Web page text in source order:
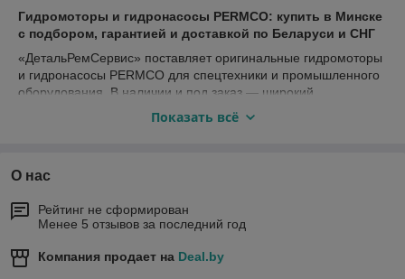
Гидромоторы и гидронасосы PERMCO: купить в Минске
с подбором, гарантией и доставкой по Беларуси и СНГ
«ДетальРемСервис» поставляет оригинальные гидромоторы
и гидронасосы PERMCO для спецтехники и промышленного
оборудования. В наличии и под заказ — широкий
ассортимент серий, рабочих объёмов и исполнений.
Поможем подобрать модель по каталожному номеру,
Компания
гидромоторы и гидронасосы PERMCO
доставкой по всей территории Республики Беларусь и
странам СНГ. В нашем ассортименте представлены
американского производителяPermco
для строительной, дорожной, сельскохозяйственной,
Показать всё
О нас
Рейтинг не сформирован
Менее 5 отзывов за последний год
Компания продает на Deal.by